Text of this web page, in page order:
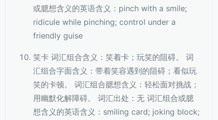
或臆想含义的英语含义：pinch with a smile;
ridicule while pinching; control under a
friendly guise
笑卡 词汇组合含义：笑着卡；玩笑的阻碍。 词
汇组合字面含义：带着笑容遇到的阻碍；看似玩
笑的卡顿。 词汇组合臆想含义：轻松面对挑战；
用幽默化解障碍。 词汇出处：无 词汇组合或臆
想含义的英语含义：smiling card; joking block;